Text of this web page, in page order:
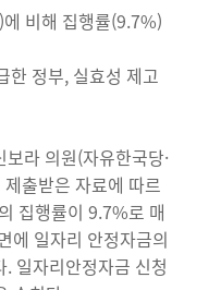
비해 집행률(9.7%)
한 정부, 실효성 제고
라 의원(자유한국당·
출받은 자료에 따르
집행률이 9.7%로 매
에 일자리 안정자금의
일자리안정자금 신청